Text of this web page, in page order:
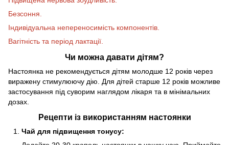
Безсоння.
Індивідуальна непереносимість компонентів.
Вагітність та період лактації.
Чи можна давати дітям?
Настоянка не рекомендується дітям молодше 12 років через
виражену стимулюючу дію. Для дітей старше 12 років можливе
застосування під суворим наглядом лікаря та в мінімальних
дозах.
Рецепти із використанням настоянки
Чай для підвищення тонусу: